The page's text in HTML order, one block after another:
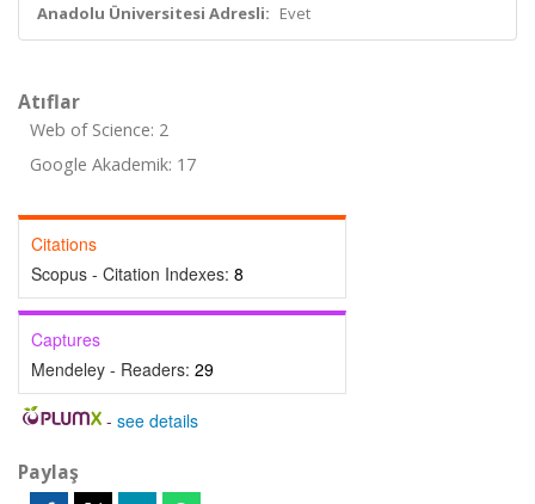
Anadolu Üniversitesi Adresli: Evet
Atıflar
Web of Science: 2
Google Akademik: 17
Citations
Scopus - Citation Indexes: 8
Captures
Mendeley - Readers: 29
- see details
Paylaş